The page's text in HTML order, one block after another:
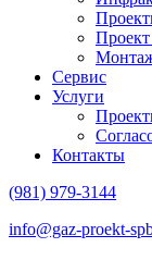
Проект
Сервис
Услуги
Контакты
(981) 979-3144
info@gaz-proekt-